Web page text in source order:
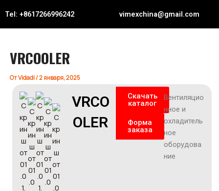
содержимому
Tel: +8617266996242 vimexchina@gmail.com
VRCOOLER
ОтVidadi/2 января, 2025
VRCO
OLER
Скачать
каталог
Форма
заказа
Вентиляцио
нное и
охладитель
ное
оборудова
ние
по
записям